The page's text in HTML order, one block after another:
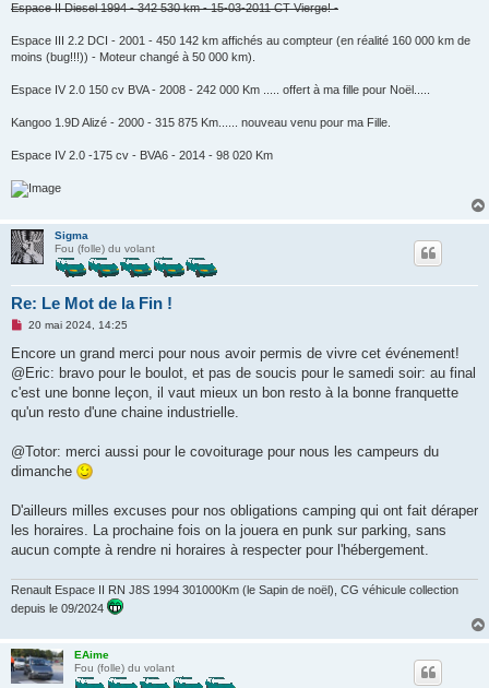
Espace II Diesel 1994 - 342 530 km - 15-03-2011 CT Vierge! -
Espace III 2.2 DCI - 2001 - 450 142 km affichés au compteur (en réalité 160 000 km de
moins (bug!!!)) - Moteur changé à 50 000 km).
Espace IV 2.0 150 cv BVA - 2008 - 242 000 Km ..... offert à ma fille pour Noël.....
Kangoo 1.9D Alizé - 2000 - 315 875 Km...... nouveau venu pour ma Fille.
Espace IV 2.0 -175 cv - BVA6 - 2014 - 98 020 Km
Sigma
Fou (folle) du volant
Re: Le Mot de la Fin !
M
s
a
g
n
l
u
20 mai 2024, 14:25
Encore un grand merci pour nous avoir permis de vivre cet événement!
@Eric: bravo pour le boulot, et pas de soucis pour le samedi soir: au final
c'est une bonne leçon, il vaut mieux un bon resto à la bonne franquette
qu'un resto d'une chaine industrielle.
@Totor: merci aussi pour le covoiturage pour nous les campeurs du
dimanche
D'ailleurs milles excuses pour nos obligations camping qui ont fait déraper
les horaires. La prochaine fois on la jouera en punk sur parking, sans
aucun compte à rendre ni horaires à respecter pour l'hébergement.
Renault Espace II RN J8S 1994 301000Km (le Sapin de noël), CG véhicule collection
depuis le 09/2024
EAime
Fou (folle) du volant